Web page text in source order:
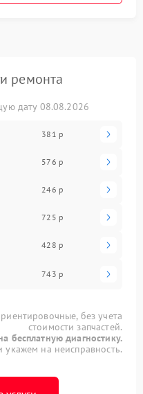
ремонта
дату 08.08.2026
381 р
576 р
246 р
725 р
428 р
743 р
без учета
стоимости запчастей.
бесплатную диагностику.
на неисправность.